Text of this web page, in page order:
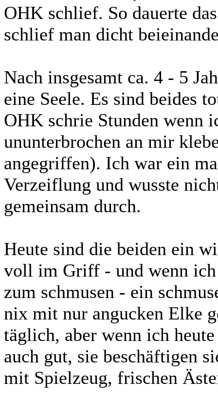
OHK schlief. So dauerte
schlief man dicht
Nach insgesamt ca. 4 - 5
eine Seele. Es sind beides
OHK schrie Stunden wenn
ununterbrochen an mir
angegriffen). Ich war ein
Verzeiflung und wusste
gemeinsam durch.
Heute sind die beiden ein
voll im Griff - und wenn
zum schmusen - ein
nix mit nur angucken Elke
täglich, aber wenn ich
auch gut, sie beschäftigen
mit Spielzeug, frischen